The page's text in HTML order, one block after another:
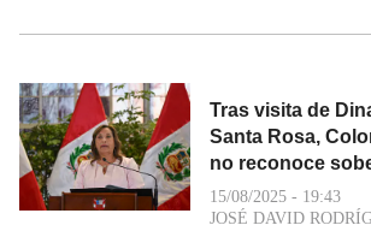
Tras visita de
Santa Rosa,
no reconoce
15/08/2025 - 19:43
JOSÉ DAVID